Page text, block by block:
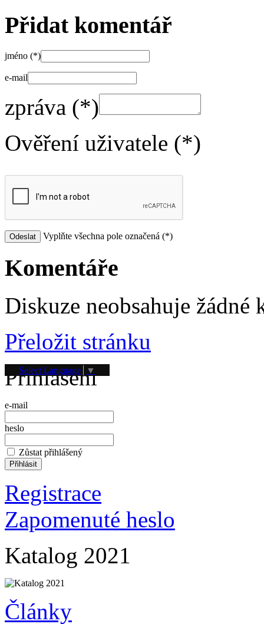
Přidat komentář
jméno (*)
e-mail
zpráva (*)
Ověření uživatele (*)
Vyplňte všechna pole označená (*)
Komentáře
Diskuze neobsahuje žádné
Přeložit stránku
Select Language ▼
Přihlášení
e-mail
heslo
Zůstat přihlášený
Registrace
Zapomenuté heslo
Katalog 2021
Články